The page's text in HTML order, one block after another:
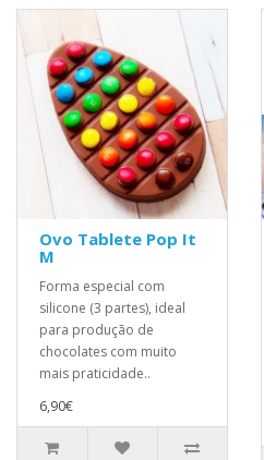
Ovo Tablete Pop It
M
Forma especial com
silicone (3 partes), ideal
para produção de
chocolates com muito
mais praticidade..
6,90€